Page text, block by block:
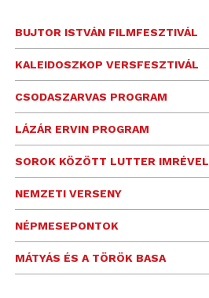
BUJTOR ISTVÁN FILMFESZTIVÁL
KALEIDOSZKOP VERSFESZTIVÁL
CSODASZARVAS PROGRAM
LÁZÁR ERVIN PROGRAM
SOROK KÖZÖTT LUTTER IMRÉVEL
NEMZETI VERSENY
NÉPMESEPONTOK
MÁTYÁS ÉS A TÖRÖK BASA